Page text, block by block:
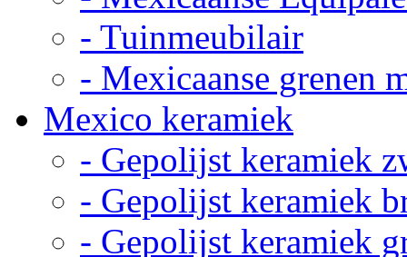
- Tuinmeubilair
- Mexicaanse grenen
Mexico keramiek
- Gepolijst keramiek
- Gepolijst keramiek
- Gepolijst keramiek